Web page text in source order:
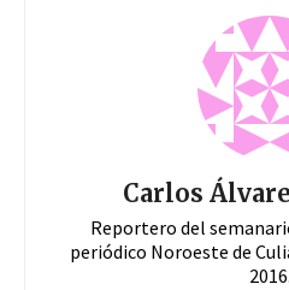
Carlos
Reportero del
periódico Noroeste de
2016.